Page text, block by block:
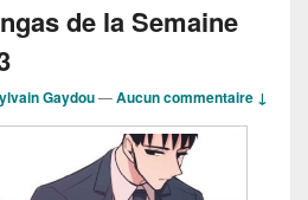
de la Semaine
Gaydou—Aucun commentaire ↓